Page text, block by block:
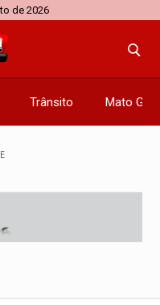
de 2026
Trânsito Mato